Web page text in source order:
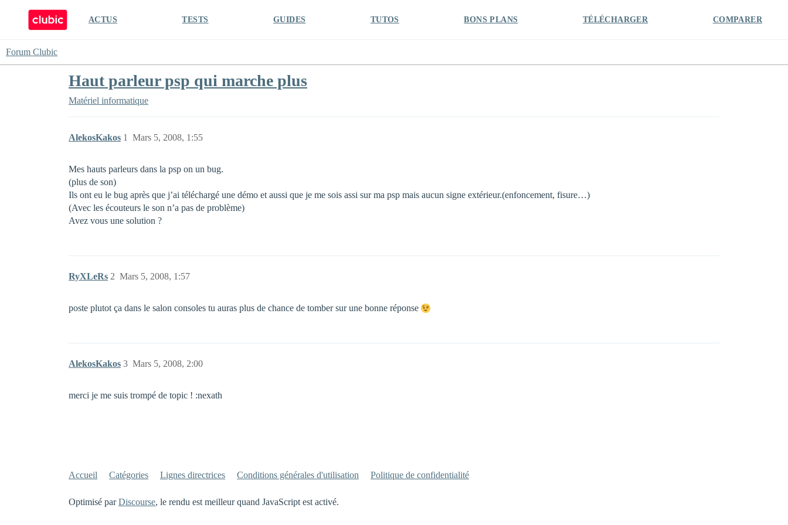
ACTUS TESTS GUIDES TUTOS BONS PLANS TÉLÉCHARGER COMPARER
Forum Clubic
Haut parleur psp qui marche plus
Matériel informatique
AlekosKakos Mars 5, 2008, 1:55
1
Mes hauts parleurs dans la psp on un bug.
(plus de son)
Ils ont eu le bug après que j’ai téléchargé une démo et aussi que je me sois assi sur ma psp mais aucun signe extérieur.(enfoncement, fisure…)
(Avec les écouteurs le son n’a pas de problème)
Avez vous une solution ?
RyXLeRs Mars 5, 2008, 1:57
2
poste plutot ça dans le salon consoles tu auras plus de chance de tomber sur une bonne réponse
AlekosKakos Mars 5, 2008, 2:00
3
merci je me suis trompé de topic ! :nexath
Accueil Catégories Lignes directrices Conditions générales d'utilisation Politique de confidentialité
Optimisé parDiscourse, le rendu est meilleur quand JavaScript est activé.